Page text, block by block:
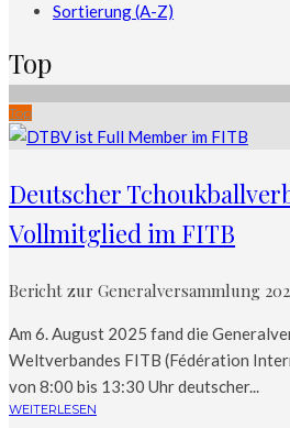
Sortierung (A-Z)
Top
Top
Deutscher
Vollmitglied im FITB
Bericht zur Generalversammlung
Am 6. August 2025 fand die
Weltverbandes FITB (Fédération
von 8:00 bis 13:30 Uhr deutscher...
WEITERLESEN